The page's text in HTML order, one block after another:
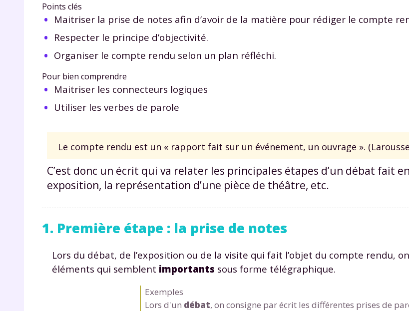
Points clés
Maitriser la prise de notes afin d’avoir de la matière pour rédiger le compte
Respecter le principe d’objectivité.
Organiser le compte rendu selon un plan réfléchi.
Pour bien comprendre
Maitriser les connecteurs logiques
Utiliser les verbes de parole
Le compte rendu est un « rapport fait sur un événement, un ouvrage ».
C’est donc un écrit qui va relater les principales étapes d’un débat fait
exposition, la représentation d’une pièce de théâtre, etc.
1. Première étape : la prise de notes
Lors du débat, de l’exposition ou de la visite qui fait l’objet du compte rendu,
éléments qui semblent importants sous forme télégraphique.
Exemples
Lors d'un débat, on consigne par écrit les différentes prises de